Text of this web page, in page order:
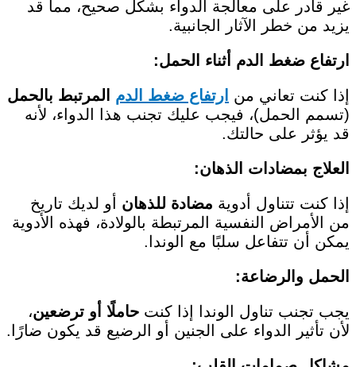
غير قادر على معالجة الدواء بشكل صحيح، مما قد
يزيد من خطر الآثار الجانبية.
ارتفاع ضغط الدم أثناء الحمل:
إذا كنت تعاني من ارتفاع ضغط الدم المرتبط بالحمل
(تسمم الحمل)، فيجب عليك تجنب هذا الدواء، لأنه
قد يؤثر على حالتك.
العلاج بمضادات الذهان:
إذا كنت تتناول أدوية مضادة للذهان أو لديك تاريخ
من الأمراض النفسية المرتبطة بالولادة، فهذه الأدوية
يمكن أن تتفاعل سلبًا مع الوندا.
الحمل والرضاعة:
يجب تجنب تناول الوندا إذا كنت حاملًا أو ترضعين،
لأن تأثير الدواء على الجنين أو الرضيع قد يكون ضارًا.